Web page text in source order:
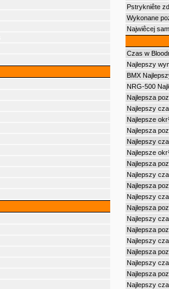
Pstrykniête
Wykonane
Najwiêcej
Czas w
Najlepszy
BMX
NRG-500
Najlepsza
Najlepszy
Najlepsze
Najlepsza
Najlepszy
Najlepsze
Najlepsza
Najlepszy
Najlepsza
Najlepszy
Najlepsza
Najlepszy
Najlepsza
Najlepszy
Najlepsza
Najlepszy
Najlepsza
Najlepszy